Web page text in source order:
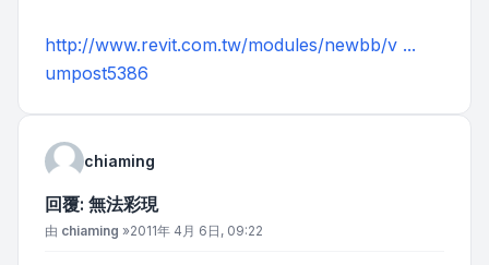
http://www.revit.com.tw/modules/newbb/v ...
umpost5386
chiaming
回覆: 無法彩現
文章
由 chiaming »2011年 4月 6日, 09:22